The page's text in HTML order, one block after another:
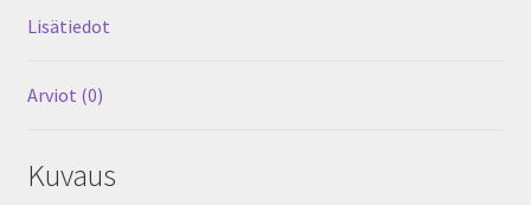
Lisätiedot
Arviot (0)
Kuvaus